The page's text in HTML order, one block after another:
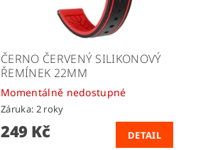
ČERNO ČERVENÝ SILIKONOVÝ
ŘEMÍNEK 22MM
Momentálně nedostupné
Záruka: 2 roky
249 Kč DETAIL